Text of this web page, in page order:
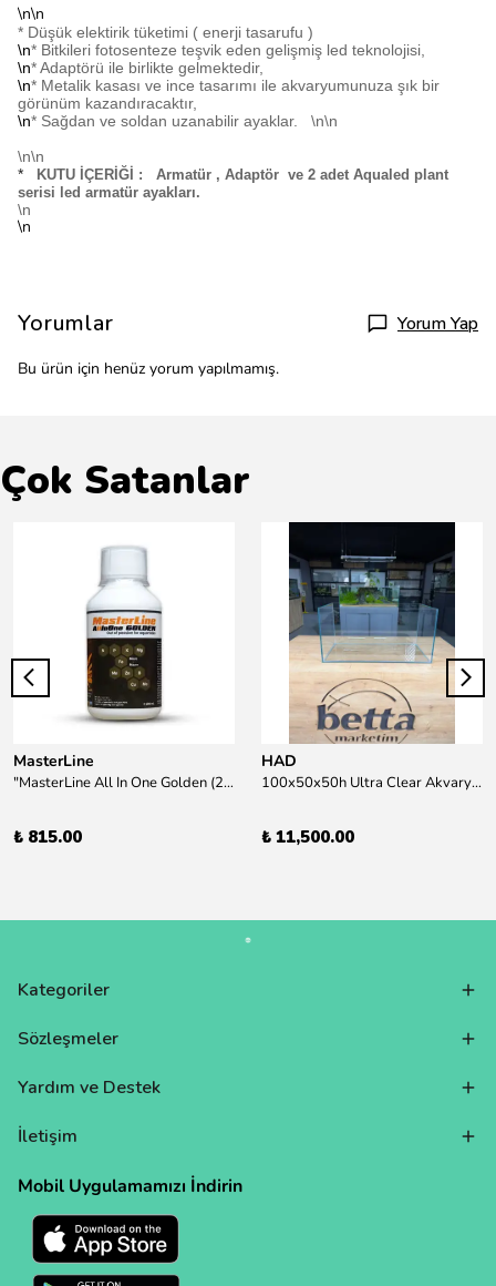
\n\n
* Düşük elektirik tüketimi ( enerji tasarufu )
\n* Bitkileri fotosenteze teşvik eden gelişmiş led teknolojisi,
\n* Adaptörü ile birlikte gelmektedir,
\n* Metalik kasası ve ince tasarımı ile akvaryumunuza şık bir
görünüm kazandıracaktır,
\n* Sağdan ve soldan uzanabilir ayaklar.
\n\n
\n\n
*
KUTU İÇERİĞİ :
Armatür , Adaptör ve 2 adet Aqualed plant
serisi led armatür ayakları.
\n
\n
Yorumlar Yorum Yap
Bu ürün için henüz yorum yapılmamış.
Çok Satanlar
MasterLine
"MasterLine All In One Golden (200 ml) Daha yüksek zorluk derecesine sahip bitkiler için Özel formül Tam Besin "
₺ 815.00
HAD
100x50x50h Ultra Clear Akvaryum 10mm 90derece Birleşim /Sadece Otobüs Kargosu ile Gönderim Yapılır !
₺ 11,500.00
Kategoriler
Sözleşmeler
Yardım ve Destek
İletişim
Mobil Uygulamamızı İndirin